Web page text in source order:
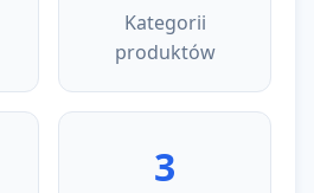
Kategorii
produktów
3